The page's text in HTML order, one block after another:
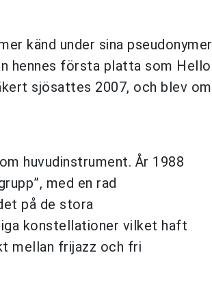
känd under sina pseudonymer
hennes första platta som Hello
sjösattes 2007, och blev om
huvudinstrument. År 1988
med en rad
på de stora
konstellationer vilket haft
mellan frijazz och fri